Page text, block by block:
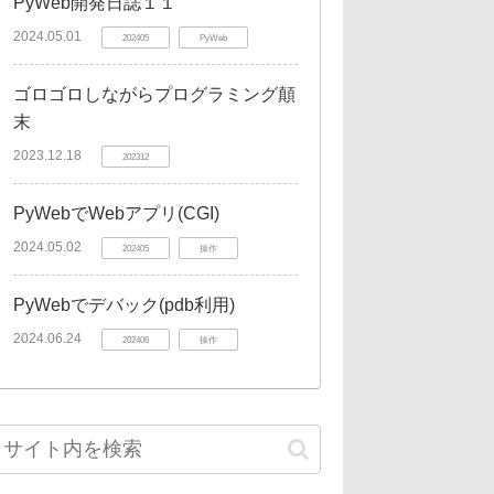
2024.05.01 202405 PyWeb
ゴロゴロしながらプログラミング顛
末
2023.12.18 202312
PyWebでWebアプリ(CGI)
2024.05.02 202405 操作
PyWebでデバック(pdb利用)
2024.06.24 202406 操作